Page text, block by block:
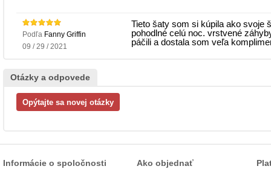
Podľa Fanny Griffin
09 / 29 / 2021
Tieto šaty som si kúpila ako svoje
pohodlné celú noc. vrstvené
páčili a dostala som veľa
Otázky a odpovede
Informácie o spoločnosti Ako objednať